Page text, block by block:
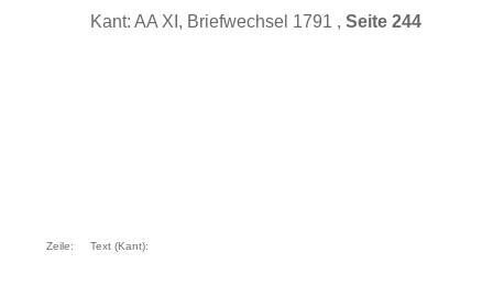
Kant: AA XI, Briefwechsel 1791 , Seite 244
Zeile: Text (Kant):